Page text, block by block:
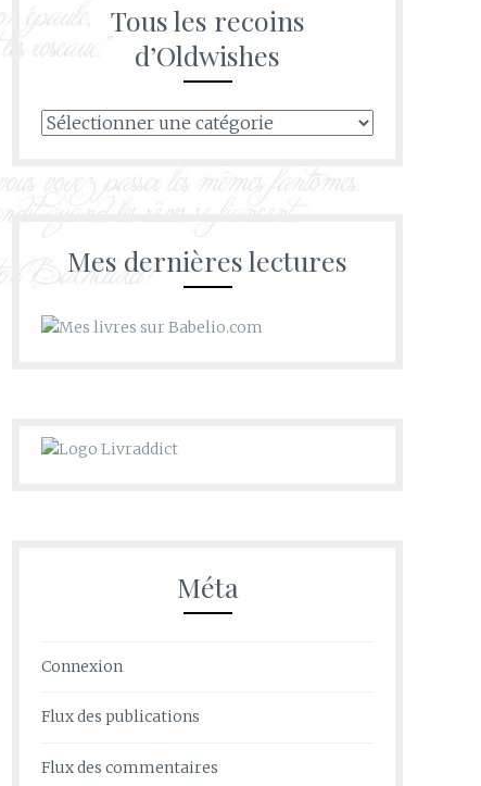
Tous les recoins
d’Oldwishes
Tous
d’Oldwishes
Mes dernières lectures
Méta
Connexion
Flux des publications
Flux des commentaires